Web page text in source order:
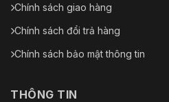
Chính sách giao hàng
Chính sách đổi trả hàng
Chính sách bảo mật thông tin
THÔNG TIN